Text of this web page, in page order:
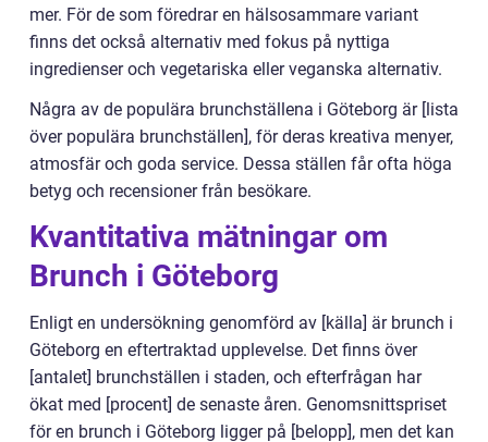
mer. För de som föredrar en hälsosammare variant
finns det också alternativ med fokus på nyttiga
ingredienser och vegetariska eller veganska alternativ.
Några av de populära brunchställena i Göteborg är [lista
över populära brunchställen], för deras kreativa menyer,
atmosfär och goda service. Dessa ställen får ofta höga
betyg och recensioner från besökare.
Kvantitativa mätningar om
Brunch i Göteborg
Enligt en undersökning genomförd av [källa] är brunch i
Göteborg en eftertraktad upplevelse. Det finns över
[antalet] brunchställen i staden, och efterfrågan har
ökat med [procent] de senaste åren. Genomsnittspriset
för en brunch i Göteborg ligger på [belopp], men det kan